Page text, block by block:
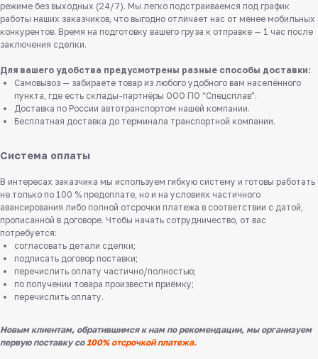
режиме без выходных (24/7). Мы легко подстраиваемся под график
работы наших заказчиков, что выгодно отличает нас от менее мобильных
конкурентов. Время на подготовку вашего груза к отправке — 1 час после
заключения сделки.
Для вашего удобства предусмотрены разные способы доставки:
Самовывоз — забираете товар из любого удобного вам населённого
пункта, где есть склады-партнёры ООО ПО “Спецсплав”.
Доставка по России автотранспортом нашей компании.
Бесплатная доставка до терминала транспортной компании.
Система оплаты
В интересах заказчика мы используем гибкую систему и готовы работать
не только по 100 % предоплате, но и на условиях частичного
авансирования либо полной отсрочки платежа в соответствии с датой,
прописанной в договоре. Чтобы начать сотрудничество, от вас
потребуется:
согласовать детали сделки;
подписать договор поставки;
перечислить оплату частично/полностью;
по получении товара произвести приёмку;
перечислить оплату.
Новым клиентам, обратившимся к нам по рекомендации, мы организуем
первую поставку со100% отсрочкой платежа.